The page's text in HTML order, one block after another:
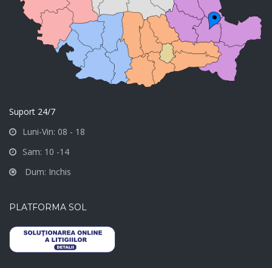
Suport 24/7
Luni-Vin: 08 - 18
Sam: 10 -14
Dum: Inchis
PLATFORMA SOL